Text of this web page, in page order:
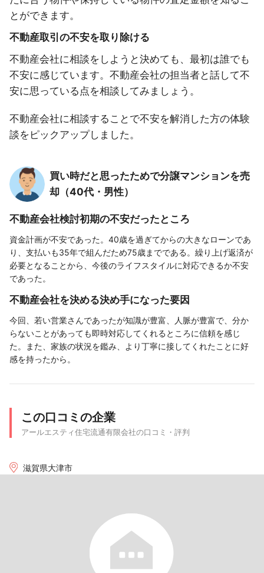
とができます。
不動産取引の不安を取り除ける
不動産会社に相談をしようと決めても、最初は誰でも
不安に感じています。不動産会社の担当者と話して不
安に思っている点を相談してみましょう。
不動産会社に相談することで不安を解消した方の体験
談をピックアップしました。
買い時だと思ったためで分譲マンションを売
却（40代・男性）
不動産会社検討初期の不安だったところ
資金計画が不安であった。40歳を過ぎてからの大きなローンであ
り、支払いも35年で組んだため75歳までである。繰り上げ返済が
必要となることから、今後のライフスタイルに対応できるか不安
であった。
不動産会社を決める決め手になった要因
今回、若い営業さんであったが知識が豊富、人脈が豊富で、分か
らないことがあっても即時対応してくれるところに信頼を感じ
た。また、家族の状況を鑑み、より丁寧に接してくれたことに好
感を持ったから。
この口コミの企業
アールエスティ住宅流通有限会社の口コミ・評判
滋賀県大津市